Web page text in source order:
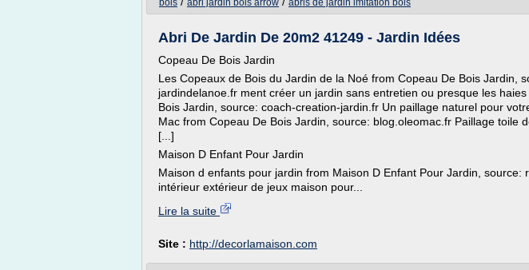
bois
abri jardin bois arrow abris de jardin imitation bois
Abri De Jardin De 20m2 41249 - Jardin Idées
Copeau De Bois Jardin
Les Copeaux de Bois du Jardin de la Noé from Copeau De Bois Jardin,
jardindelanoe.fr ment créer un jardin sans entretien ou presque les
Bois Jardin, source: coach-creation-jardin.fr Un paillage naturel pour
Mac from Copeau De Bois Jardin, source: blog.oleomac.fr Paillage toile
[...]
Maison D Enfant Pour Jardin
Maison d enfants pour jardin from Maison D Enfant Pour Jardin, source:
intérieur extérieur de jeux maison pour...
Lire la suite
Site : http://decorlamaison.com